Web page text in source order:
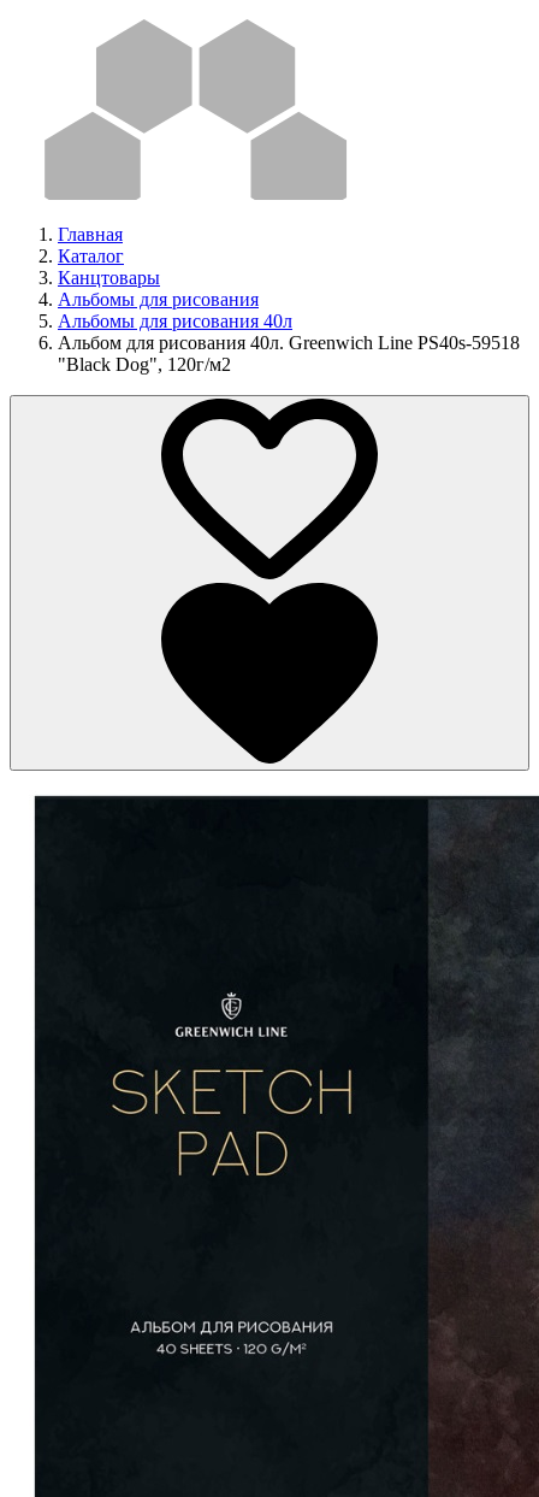
Главная
Каталог
Канцтовары
Альбомы для рисования
Альбомы для рисования 40л
Альбом для рисования 40л. Greenwich Line PS40s-59518
"Black Dog", 120г/м2